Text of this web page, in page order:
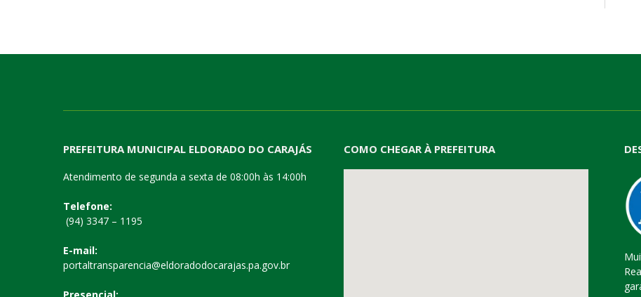
PREFEITURA MUNICIPAL ELDORADO DO CARAJÁS
Atendimento de segunda a sexta de 08:00h às 14:00h
Telefone:
(94) 3347 – 1195
E-mail:
portaltransparencia@eldoradodocarajas.pa.gov.br
COMO CHEGAR À PREFEITURA